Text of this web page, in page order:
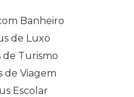
Banheiro
de Luxo
de Turismo
de Viagem
Escolar